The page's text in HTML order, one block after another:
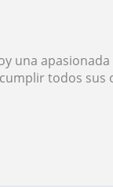
una apasionada
todos sus